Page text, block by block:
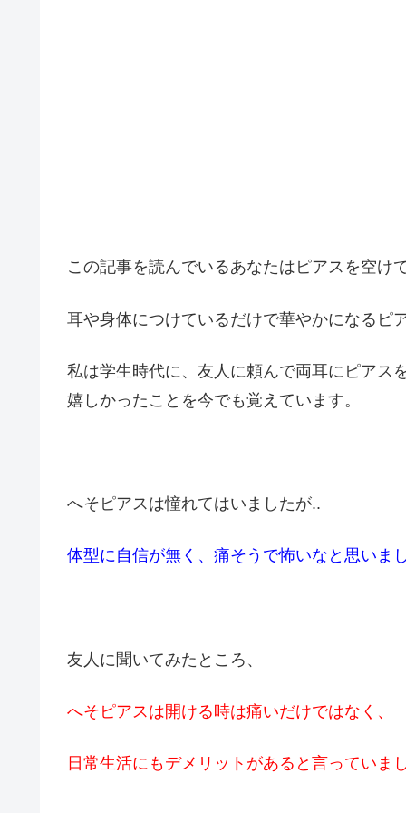
この記事を読んでいるあなたはピアスを空け
耳や身体につけているだけで華やかになるピ
私は学生時代に、友人に頼んで両耳にピアス
嬉しかったことを今でも覚えています。
へそピアスは憧れてはいましたが..
体型に自信が無く、痛そうで怖いなと思いま
友人に聞いてみたところ、
へそピアスは開ける時は痛いだけではなく、
日常生活にもデメリットがあると言っていま